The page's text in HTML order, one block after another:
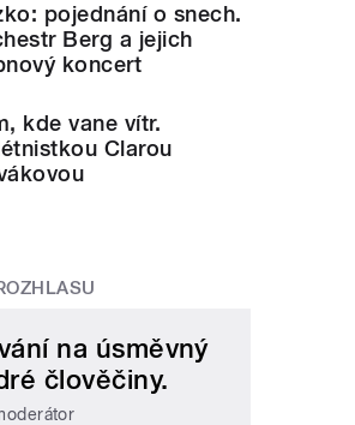
pojednání o snech.
Berg a jejich
koncert
kde vane vítr.
Clarou
na úsměvný
člověčiny.